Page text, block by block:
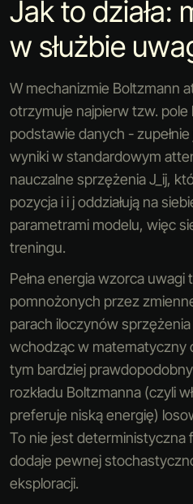
Jak to działa:
w służbie
W mechanizmie Boltzmann
otrzymuje najpierw tzw. pole
podstawie danych -
wyniki w standardowym
nauczalne sprzężeniaJ_ij,
pozycjaiijoddziałują na
parametrami modelu, więc
treningu.
Pełna energia wzorca uwagi
pomnożonych przez
parach iloczynów
wchodząc w matematyczny
tym bardziej
rozkładu Boltzmanna (czyli
preferuje niską energię)
To nie jest deterministyczna
dodaje pewnej
eksploracji.